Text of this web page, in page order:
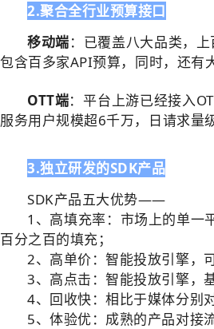
2.聚合全行业预算接口
移动端：已覆盖八大品类，
包含百多家API预算，同时，还有
OTT端：平台上游已经接入
服务用户规模超6千万，日请求量
3.独立研发的SDK产品
SDK产品五大优势——
1、高填充率：市场上的单一
百分之百的填充；
2、高单价：智能投放引擎，
3、高点击：智能投放引擎，
4、回收快：相比于媒体分别
5、体验优：成熟的产品对接